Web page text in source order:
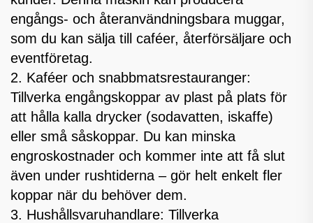
engångs- och återanvändningsbara muggar,
som du kan sälja till caféer, återförsäljare och
eventföretag.
2. Kaféer och snabbmatsrestauranger:
Tillverka engångskoppar av plast på plats för
att hålla kalla drycker (sodavatten, iskaffe)
eller små såskoppar. Du kan minska
engroskostnader och kommer inte att få slut
även under rushtiderna – gör helt enkelt fler
koppar när du behöver dem.
3. Hushållsvaruhandlare: Tillverka